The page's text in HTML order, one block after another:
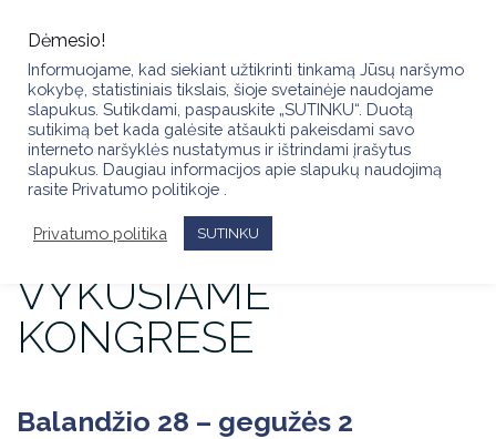
content
LIETUVOS KIRPĖJAI
SĖMĖSI NAUJŲ IDĖJŲ
VENECIJOJE
VYKUSIAME
KONGRESE
Balandžio 28 – gegužės 2
Dėmesio!
Informuojame, kad siekiant užtikrinti tinkamą Jūsų naršymo
kokybę, statistiniais tikslais, šioje svetainėje naudojame
slapukus. Sutikdami, paspauskite „SUTINKU“. Duotą
sutikimą bet kada galėsite atšaukti pakeisdami savo
interneto naršyklės nustatymus ir ištrindami įrašytus
slapukus. Daugiau informacijos apie slapukų naudojimą
rasite Privatumo politikoje .
Privatumo politika SUTINKU